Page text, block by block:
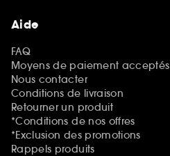
Aide
FAQ
Moyens de paiement acceptés
Nous contacter
Conditions de livraison
Retourner un produit
*Conditions de nos offres
*Exclusion des promotions
Rappels produits